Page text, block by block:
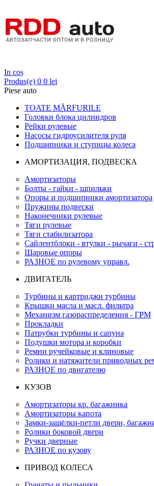
In coș
Produs(e) 0 0 lei
Piese auto
TOATE MĂRFURILE
Головки блока цилиндров
Рейки рулевые
Насосы гидроусилителя руля
Подшипники и ступицы колеса
АМОРТИЗАЦИЯ, ПОДВЕСКА
Амортизаторы
Болты - гайки - шпильки
Опоры и подшипники амортизатора
Пружины подвески
Наконечники рулевые
Тяги рулевые
Тяги стабилизатора
Сайлентблоки - втулки - рычаги -
Шаровые опоры
РАЗНОЕ по рулевому управл.
ДВИГАТЕЛЬ
Турбины и картриджи турбины
Крышки масла и масл. фильтра
Механизм газораспределения - ГРМ
Прокладки
Патрубки турбины и сапуна
Подушки мотора и коробки
Ремни ручейковые и клиновые
Ролики и натяжители приводных
РАЗНОЕ по двигателю
КУЗОВ
Амортизаторы кр. багажника
Амортизаторы капота
Замки-защёлки-петли двери,
Ролики боковой двери
Ручки дверные
РАЗНОЕ по кузову
ПРИВОД КОЛЕСА